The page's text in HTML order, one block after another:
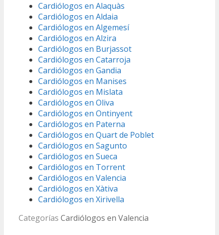
Cardiólogos en Alaquàs
Cardiólogos en Aldaia
Cardiólogos en Algemesí
Cardiólogos en Alzira
Cardiólogos en Burjassot
Cardiólogos en Catarroja
Cardiólogos en Gandia
Cardiólogos en Manises
Cardiólogos en Mislata
Cardiólogos en Oliva
Cardiólogos en Ontinyent
Cardiólogos en Paterna
Cardiólogos en Quart de Poblet
Cardiólogos en Sagunto
Cardiólogos en Sueca
Cardiólogos en Torrent
Cardiólogos en Valencia
Cardiólogos en Xàtiva
Cardiólogos en Xirivella
Categorías Cardiólogos en Valencia